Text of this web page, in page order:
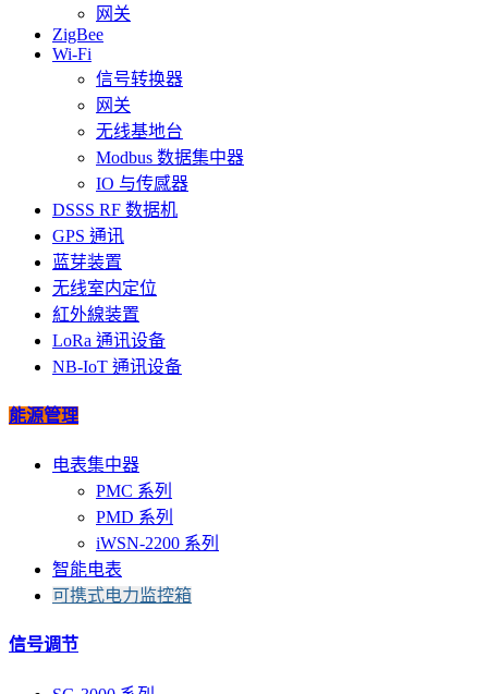
网关
ZigBee
Wi-Fi
信号转换器
网关
无线基地台
Modbus 数据集中器
IO 与传感器
DSSS RF 数据机
GPS 通讯
蓝芽装置
无线室内定位
紅外線装置
LoRa 通讯设备
NB-IoT 通讯设备
能源管理
电表集中器
PMC 系列
PMD 系列
iWSN-2200 系列
智能电表
可携式电力监控箱
信号调节